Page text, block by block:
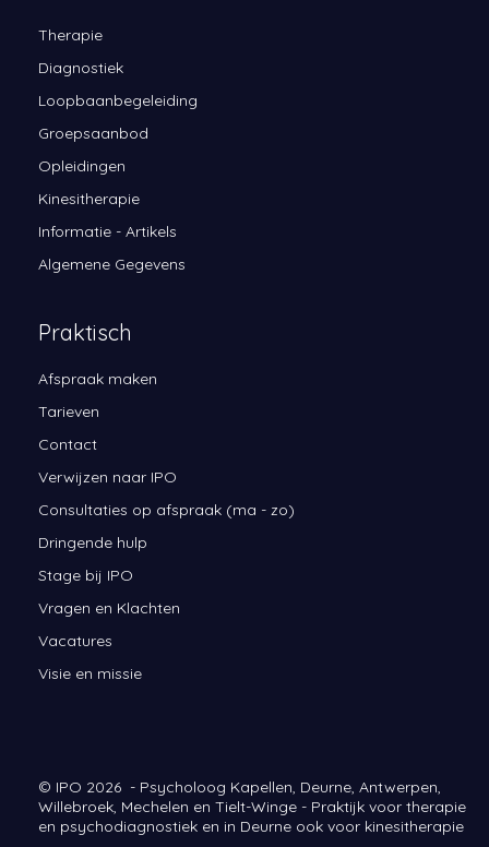
Therapie
Diagnostiek
Loopbaanbegeleiding
Groepsaanbod
Opleidingen
Kinesitherapie
Informatie - Artikels
Algemene Gegevens
Praktisch
Afspraak maken
Tarieven
Contact
Verwijzen naar IPO
Consultaties op afspraak (ma - zo)
Dringende hulp
Stage bij IPO
Vragen en Klachten
Vacatures
Visie en missie
© IPO 2026 - Psycholoog Kapellen, Deurne, Antwerpen,
Willebroek, Mechelen en Tielt-Winge - Praktijk voor therapie
en psychodiagnostiek en in Deurne ook voor kinesitherapie